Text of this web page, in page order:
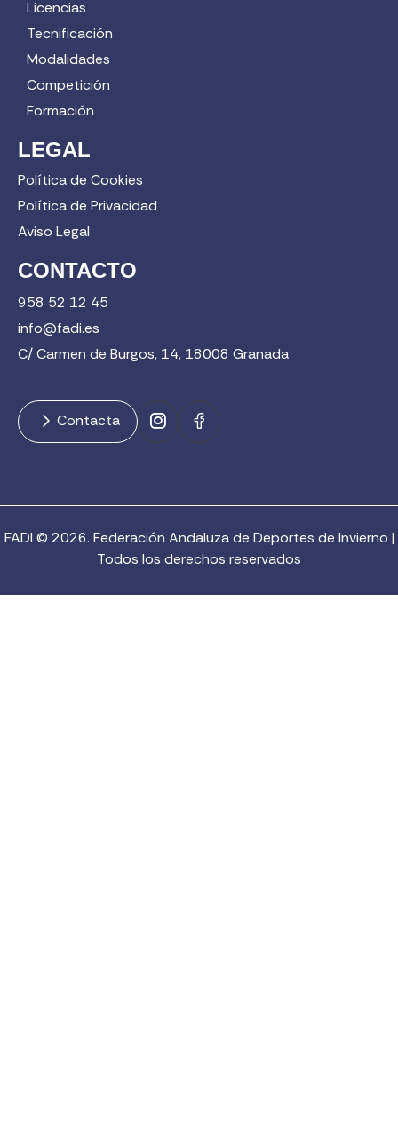
Licencias
Tecnificación
Modalidades
Competición
Formación
LEGAL
Política de Cookies
Política de Privacidad
Aviso Legal
CONTACTO
958 52 12 45
info@fadi.es
C/ Carmen de Burgos, 14, 18008 Granada
Contacta
FADI © 2026. Federación Andaluza de Deportes de Invierno |
Todos los derechos reservados